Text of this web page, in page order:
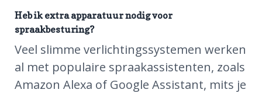
Heb ik extra apparatuur nodig voor
spraakbesturing?
Veel slimme verlichtingssystemen werken
al met populaire spraakassistenten, zoals
Amazon Alexa of Google Assistant, mits je